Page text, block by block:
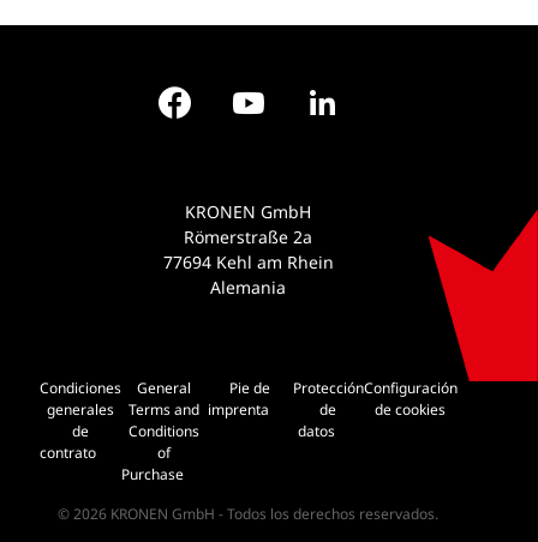
FacebookYouTube
Condiciones
generales
de
contrato
General
Terms and
Conditions
of
Purchase
Pie de
imprenta
Protección
de
datos
Configuración
de cookies
© 2026 KRONEN GmbH - Todos los derechos reservados.
KRONEN GmbH
Römerstraße 2a
77694 Kehl am Rhein
Alemania